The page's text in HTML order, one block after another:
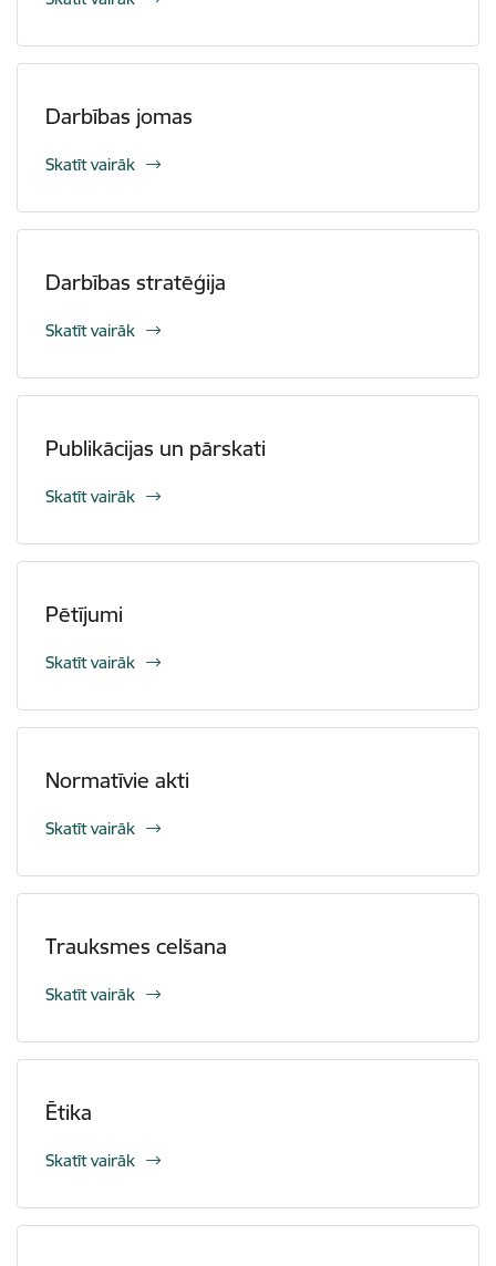
Darbības jomas
Skatīt vairāk
Darbības stratēģija
Skatīt vairāk
Publikācijas un pārskati
Skatīt vairāk
Pētījumi
Skatīt vairāk
Normatīvie akti
Skatīt vairāk
Trauksmes celšana
Skatīt vairāk
Ētika
Skatīt vairāk